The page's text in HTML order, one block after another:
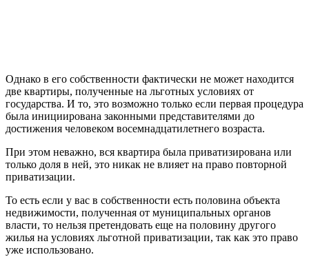
Однако в его собственности фактически не может находится
две квартиры, полученные на льготных условиях от
государства. И то, это возможно только если первая процедура
была инициирована законными представителями до
достижения человеком восемнадцатилетнего возраста.
При этом неважно, вся квартира была приватизирована или
только доля в ней, это никак не влияет на право повторной
приватизации.
То есть если у вас в собственности есть половина объекта
недвижимости, полученная от муниципальных органов
власти, то нельзя претендовать еще на половину другого
жилья на условиях льготной приватизации, так как это право
уже использовано.